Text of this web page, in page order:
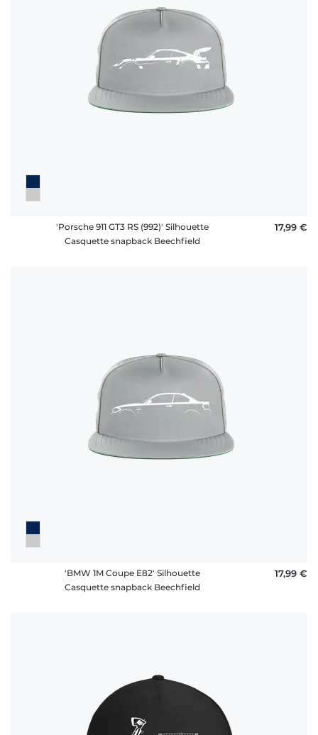
'Porsche 911 GT3 RS (992)' Silhouette
Casquette snapback Beechfield
17,99 €
'BMW 1M Coupe E82' Silhouette
Casquette snapback Beechfield
17,99 €